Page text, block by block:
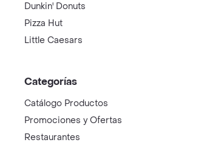
Dunkin' Donuts
Pizza Hut
Little Caesars
Categorías
Catálogo Productos
Promociones y Ofertas
Restaurantes